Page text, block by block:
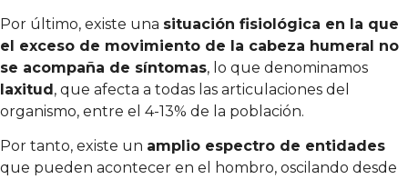
Por último, existe una situación fisiológica en la que
el exceso de movimiento de la cabeza humeral no
se acompaña de síntomas, lo que denominamos
laxitud, que afecta a todas las articulaciones del
organismo, entre el 4-13% de la población.
Por tanto, existe un amplio espectro de entidades
que pueden acontecer en el hombro, oscilando desde